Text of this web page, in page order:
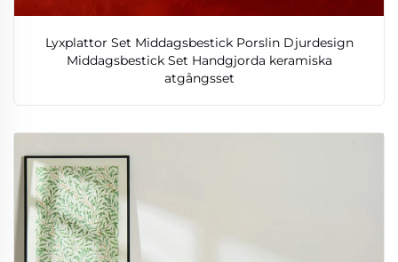
Lyxplattor Set Middagsbestick Porslin Djurdesign
Middagsbestick Set Handgjorda keramiska
atgångsset